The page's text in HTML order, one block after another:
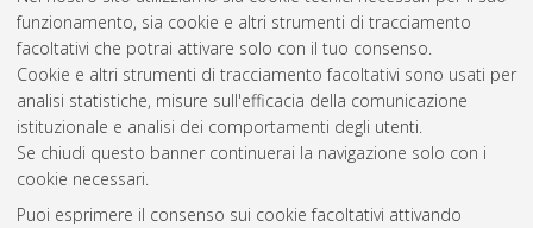
funzionamento, sia cookie e altri strumenti di tracciamento
facoltativi che potrai attivare solo con il tuo consenso.
Cookie e altri strumenti di tracciamento facoltativi sono usati per
analisi statistiche, misure sull'efficacia della comunicazione
istituzionale e analisi dei comportamenti degli utenti.
Se chiudi questo banner continuerai la navigazione solo con i
cookie necessari.
Puoi esprimere il consenso sui cookie facoltativi attivando
Altri metadati
Gestione del documento:
Atom